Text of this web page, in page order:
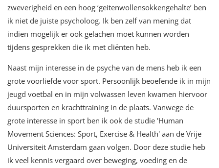
zweverigheid en een hoog ‘geitenwollensokkengehalte’ ben
ik niet de juiste psycholoog. Ik ben zelf van mening dat
indien mogelijk er ook gelachen moet kunnen worden
tijdens gesprekken die ik met cliënten heb.
Naast mijn interesse in de psyche van de mens heb ik een
grote voorliefde voor sport. Persoonlijk beoefende ik in mijn
jeugd voetbal en in mijn volwassen leven kwamen hiervoor
duursporten en krachttraining in de plaats. Vanwege de
grote interesse in sport ben ik ook de studie 'Human
Movement Sciences: Sport, Exercise & Health' aan de Vrije
Universiteit Amsterdam gaan volgen. Door deze studie heb
ik veel kennis vergaard over beweging, voeding en de